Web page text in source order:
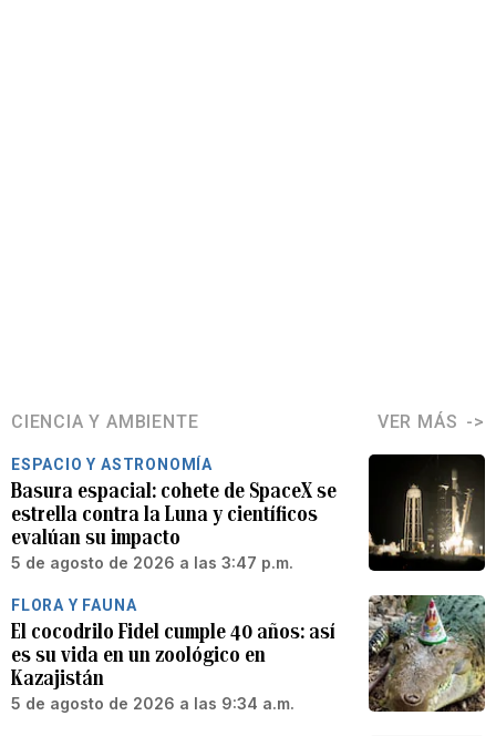
CIENCIA Y AMBIENTE VER MÁS
ESPACIO Y ASTRONOMÍA
Basura espacial: cohete de SpaceX se
estrella contra la Luna y científicos
evalúan su impacto
5 de agosto de 2026 a las 3:47 p.m.
FLORA Y FAUNA
El cocodrilo Fidel cumple 40 años: así
es su vida en un zoológico en
Kazajistán
5 de agosto de 2026 a las 9:34 a.m.